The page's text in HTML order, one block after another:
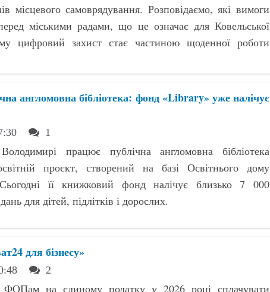
місцевого самоврядування. Розповідаємо, які вимоги
міськими радами, що це означає для Ковельської
цифровий захист стає частиною щоденної роботи
англомовна бібліотека: фонд «Library» уже налічує
1
працює публічна англомовна бібліотека
проєкт, створений на базі Освітнього дому
її книжковий фонд налічує близько 7 000
для дітей, підлітків і дорослих.
для бізнесу»
2
ФОПам на єдиному податку у 2026 році сплачувати